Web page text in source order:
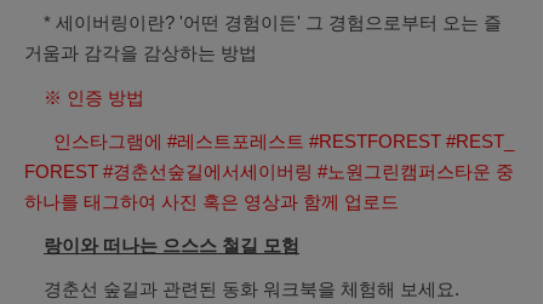
* 세이버링이란? '어떤 경험이든' 그 경험으로부터 오는 즐
거움과 감각을 감상하는 방법
※ 인증 방법
인스타그램에 #레스트포레스트 #RESTFOREST #REST_
FOREST #경춘선숲길에서세이버링 #노원그린캠퍼스타운 중
하나를 태그하여 사진 혹은 영상과 함께 업로드
랑이와 떠나는 으스스 철길 모험
경춘선 숲길과 관련된 동화 워크북을 체험해 보세요.